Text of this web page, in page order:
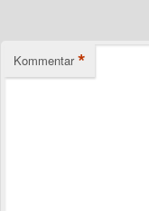
Kommentar *